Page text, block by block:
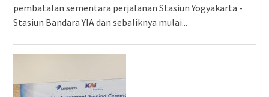
pembatalan sementara perjalanan Stasiun Yogyakarta -
Stasiun Bandara YIA dan sebaliknya mulai...